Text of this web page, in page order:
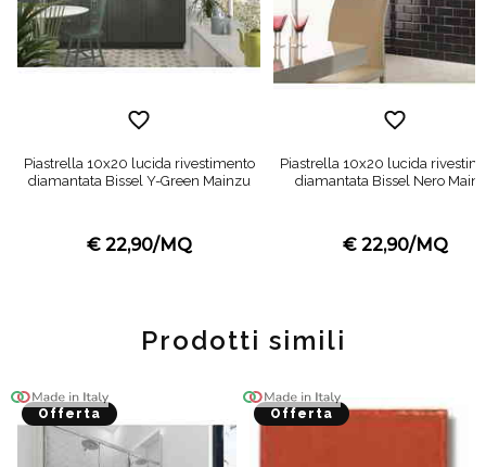
Piastrella 10x20 lucida rivestimento
diamantata Bissel Y-Green Mainzu
€ 22,90/MQ
Piastrella 10x20 lucida
diamantata Bissel Nero
€ 22,90/MQ
Prodotti simili
Offerta Offerta